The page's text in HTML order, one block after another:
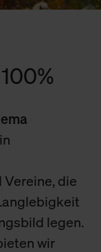
die
legen.
wir